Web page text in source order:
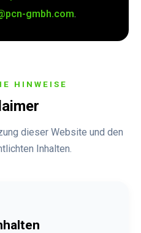
gmbh.com.
HINWEISE
dieser Website und den
Inhalten.